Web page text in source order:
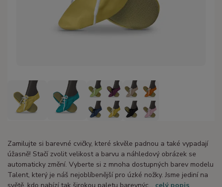
Zamilujte si barevné cvičky, které skvěle padnou a také vypadají
úžasně! Stačí zvolit velikost a barvu a náhledový obrázek se
automaticky změní. Vyberte si z mnoha dostupných barev modelu
Talent, který je náš nejoblíbenější pro úzké nožky. Jsme jediní na